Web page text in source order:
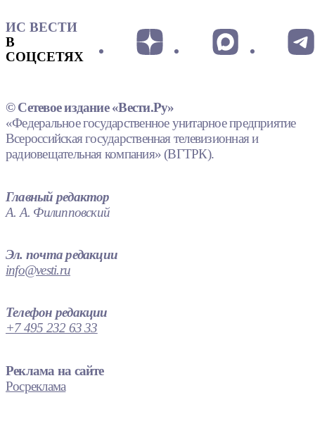
ИС ВЕСТИ
В
СОЦСЕТЯХ
© Сетевое издание «Вести.Ру»
«Федеральное государственное унитарное предприятие
Всероссийская государственная телевизионная и
радиовещательная компания» (ВГТРК).
Главный редактор
А. А. Филипповский
Эл. почта редакции
info@vesti.ru
Телефон редакции
+7 495 232 63 33
Реклама на сайте
Росреклама